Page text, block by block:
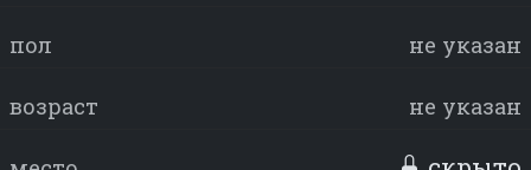
пол не указан
возраст не указан